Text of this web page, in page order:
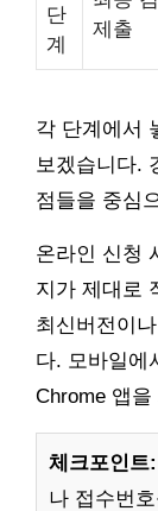
단
계
제출
각 단계에서
보겠습니다.
점들을 중심
온라인 신청
지가 제대로
최신버전이
다. 모바일에
Chrome 앱
체크포인트:
나 접수번